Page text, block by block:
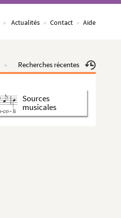
Actualités Contact Aide
Recherches récentes
Sources
musicales